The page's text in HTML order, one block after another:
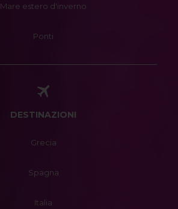
Mare estero d'inverno
Ponti
DESTINAZIONI
Grecia
Spagna
Italia